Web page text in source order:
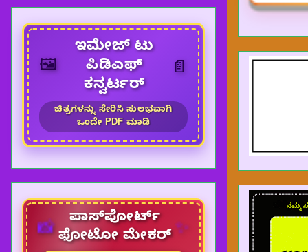
🖼️
ಇಮೇಜ್ ಟು
ಪಿಡಿಎಫ್
ಕನ್ವರ್ಟರ್
📄
ಚಿತ್ರಗಳನ್ನು ಸೇರಿಸಿ ಸುಲಭವಾಗಿ
ಒಂದೇ PDF ಮಾಡಿ
📸
ಪಾಸ್‌ಪೋರ್ಟ್
ಫೋಟೋ ಮೇಕರ್ ✨